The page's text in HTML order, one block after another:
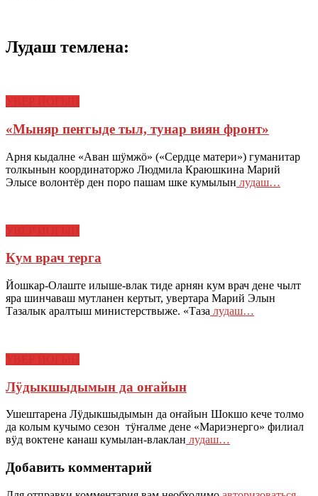
Лудаш темлена:
«Мыняр пеҥгыде тыл, тунар виян фронт»
Арня кыдалне «Аван шӱмжӧ» («Сердце матери») гуманитар
толкынын координаторжо Людмила Краюшкина Марий
Элысе волонтёр ден поро пашам шке кумылын лудаш…
Кум врач терга
Йошкар-Олаште илыше-влак тиде арнян кум врач дене чылт
яра шинчаваш мутланен кертыт, увертара Марий Элын
Тазалык аралтыш министерствыже. «Таза лудаш…
Лӱдыкшыдымын да оҥайын
Ушештарена Лӱдыкшыдымын да оҥайын Шокшо кече толмо
да колым кучымо сезон тӱҥалме дене «Мариэнерго» филиал
вӱд воктене канаш кумылан-влаклан лудаш…
Добавить комментарий